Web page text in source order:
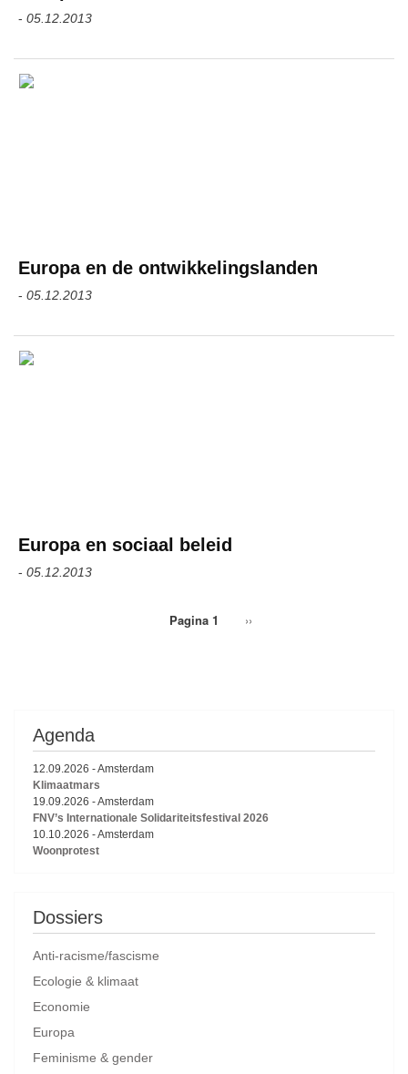
- 05.12.2013
Europa en de ontwikkelingslanden
- 05.12.2013
Europa en sociaal beleid
- 05.12.2013
Pagina 1
Volgende
››
Agenda
12.09.2026 -Amsterdam
Klimaatmars
19.09.2026 -Amsterdam
FNV’s Internationale Solidariteitsfestival 2026
10.10.2026 -Amsterdam
Woonprotest
Dossiers
Anti-racisme/fascisme
Ecologie & klimaat
Economie
Europa
Feminisme & gender